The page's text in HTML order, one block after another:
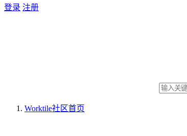
登录 注册
Worktile社区首页